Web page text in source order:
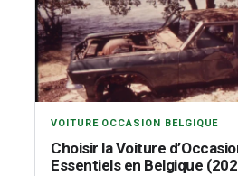
VOITURE OCCASION BELGIQUE
Choisir la Voiture
Essentiels en Belgique